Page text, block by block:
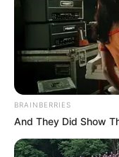
BRAINBERRIES
And They Did Show